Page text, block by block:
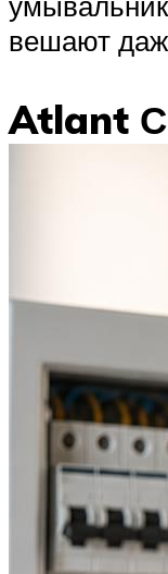
вешают
Atlant